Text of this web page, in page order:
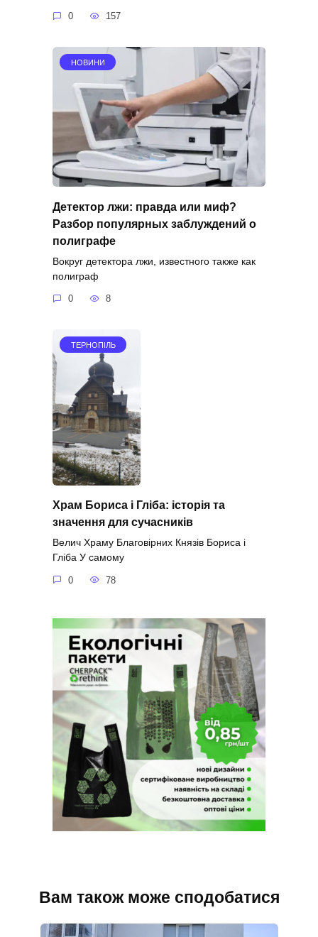
0 157
НОВИНИ
Детектор лжи: правда или миф?
Разбор популярных заблуждений о
полиграфе
Вокруг детектора лжи, известного также как
полиграф
0 8
ТЕРНОПІЛЬ
Храм Бориса і Гліба: історія та
значення для сучасників
Велич Храму Благовірних Князів Бориса і
Гліба У самому
0 78
Вам також може сподобатися